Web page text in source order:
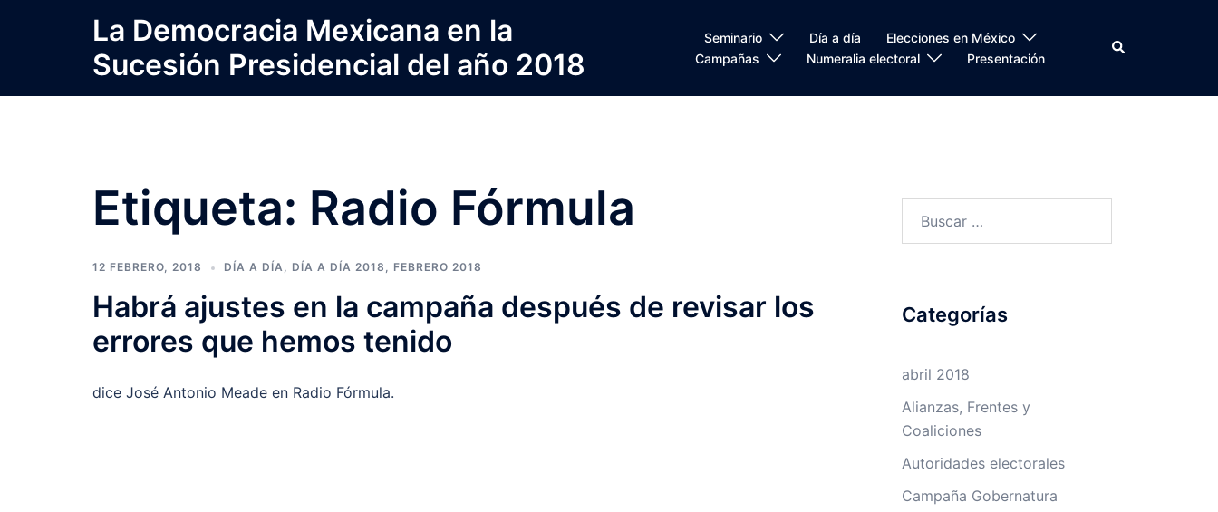
La Democracia Mexicana en la
Sucesión Presidencial del año 2018
Seminario Día a día
Elecciones en México
Campañas
Numeralia electoral Presentación
Search
Etiqueta: Radio Fórmula
12 FEBRERO, 2018 DÍA A DÍA, DÍA A DÍA 2018 , FEBRERO 2018
Habrá ajustes en la campaña después de revisar los
errores que hemos tenido
dice José Antonio Meade en Radio Fórmula.
Categorías
abril 2018
Alianzas, Frentes y
Coaliciones
Autoridades electorales
Campaña Gobernatura